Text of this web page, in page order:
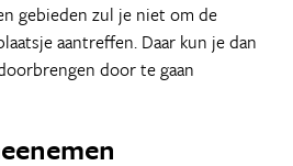
gebieden zul je niet om de
aantreffen. Daar kun je dan
door te gaan